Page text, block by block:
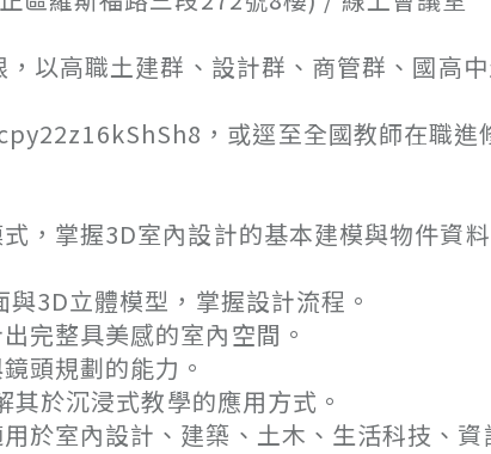
高職土建群、設計群、商管群、國高
，或逕至全國教師在職進
掌握3D室內設計的基本建模與物件資
3D立體模型，掌握設計流程。
整具美感的室內空間。
頭規劃的能力。
於沉浸式教學的應用方式。
室內設計、建築、土木、生活科技、資